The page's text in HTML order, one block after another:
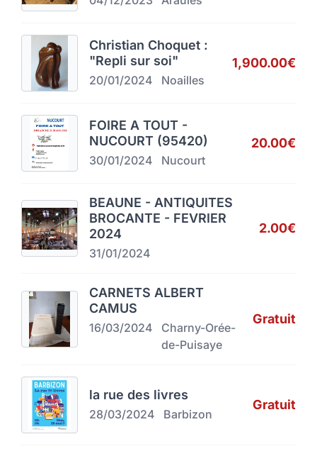
Christian Choquet :
"Repli sur soi"
20/01/2024 Noailles
1,900.00€
FOIRE A TOUT -
NUCOURT (95420)
30/01/2024 Nucourt
20.00€
BEAUNE - ANTIQUITES
BROCANTE - FEVRIER
2024
31/01/2024
2.00€
CARNETS ALBERT
CAMUS
16/03/2024
Charny-Orée-
de-Puisaye
Gratuit
la rue des livres
28/03/2024 Barbizon
Gratuit